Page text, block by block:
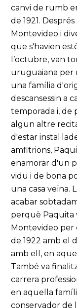
canvi de rumb
de 1921.
Montevideo i
que s'havien
l’octubre, van
uruguaiana per
una família
descansessin a
temporada i, de
algun altre
d'estar
amfitrions,
enamorar d'un
vidu i de bona
una casa veïna.
acabar
perquè Paquita
Montevideo per
de 1922 amb el
amb ell, en
També va
carrera
en aquella
conservador de